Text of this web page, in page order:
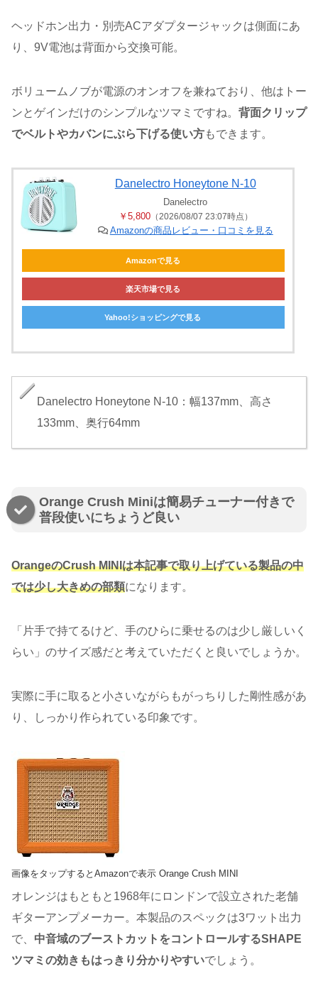
ヘッドホン出力・別売ACアダプタージャックは側面にあ
り、9V電池は背面から交換可能。
ボリュームノブが電源のオンオフを兼ねており、他はトー
ンとゲインだけのシンプルなツマミですね。 背面クリップ
でベルトやカバンにぶら下げる使い方もできます。
Danelectro Honeytone N-10
Danelectro
￥5,800（2026/08/07 23:07時点）
Amazonの商品レビュー・口コミを見る
Amazonで見る
楽天市場で見る
Yahoo!ショッピングで見る
Danelectro Honeytone N-10：幅137mm、高さ
133mm、奥行64mm
Orange Crush Miniは簡易チューナー付きで
普段使いにちょうど良い
OrangeのCrush MINIは本記事で取り上げている製品の中
では少し大きめの部類になります。
「片手で持てるけど、手のひらに乗せるのは少し厳しいく
らい」のサイズ感だと考えていただくと良いでしょうか。
実際に手に取ると小さいながらもがっちりした剛性感があ
り、しっかり作られている印象です。
画像をタップするとAmazonで表示 Orange Crush MINI
オレンジはもともと1968年にロンドンで設立された老舗
ギターアンプメーカー。本製品のスペックは3ワット出力
で、 中音域のブーストカットをコントロールするSHAPE
ツマミの効きもはっきり分かりやすいでしょう。